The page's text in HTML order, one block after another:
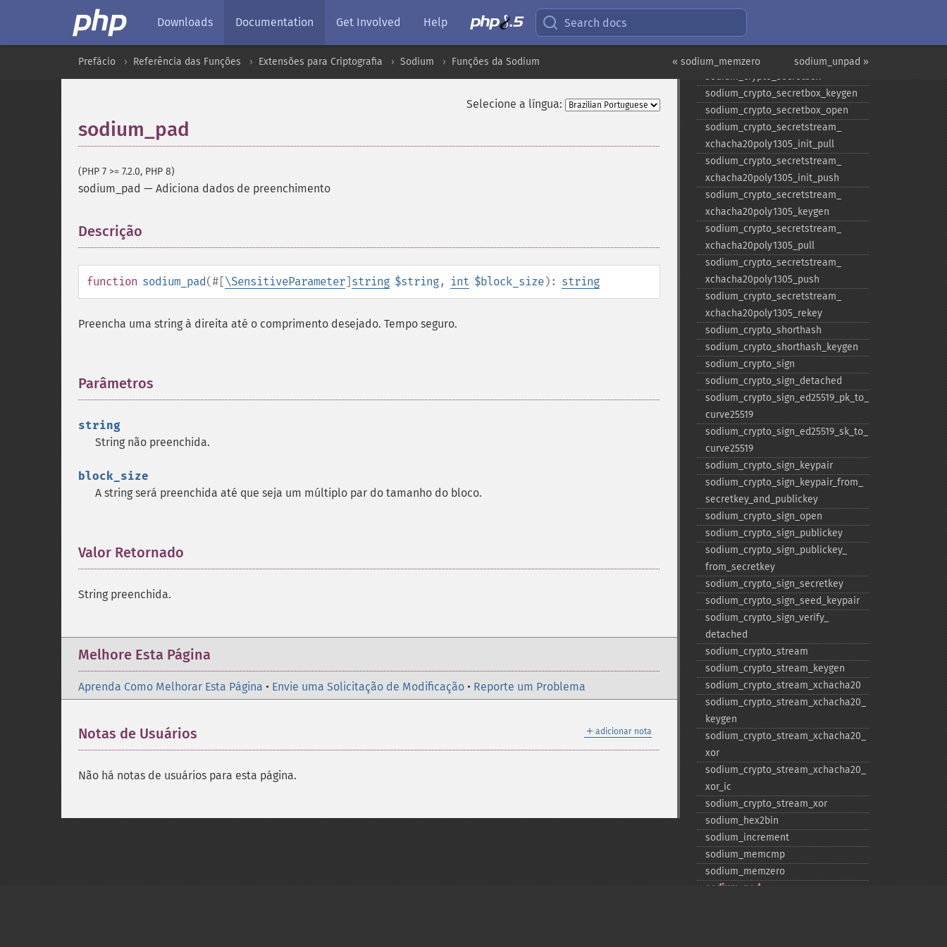
Downloads Documentation Get Involved Help Search docs
sodium_unpad »
« sodium_memzero
Prefácio Referência das Funções Extensões para Criptografia Sodium Funções da Sodium
Selecione a língua:
sodium_pad
(PHP 7 >= 7.2.0, PHP 8)
sodium_pad — Adiciona dados de preenchimento
Descrição
function sodium_pad(#[\SensitiveParameter] string $string, int $block_size): string
Preencha uma string à direita até o comprimento desejado. Tempo seguro.
Parâmetros
string
String não preenchida.
block_size
A string será preenchida até que seja um múltiplo par do tamanho do bloco.
Valor Retornado
String preenchida.
Melhore Esta Página
Aprenda Como Melhorar Esta Página • Envie uma Solicitação de Modificação • Reporte um Problema
＋ adicionar nota
Notas de Usuários
Não há notas de usuários para esta página.
sodium_​crypto_​scalarmult_​
sodium_​crypto_​scalarmult_​
ristretto255_​base
sodium_​crypto_​secretbox
sodium_​crypto_​secretbox_​keygen
sodium_​crypto_​secretbox_​open
sodium_​crypto_​secretstream_​
xchacha20poly1305_​init_​pull
sodium_​crypto_​secretstream_​
xchacha20poly1305_​init_​push
sodium_​crypto_​secretstream_​
xchacha20poly1305_​keygen
sodium_​crypto_​secretstream_​
xchacha20poly1305_​pull
sodium_​crypto_​secretstream_​
xchacha20poly1305_​push
sodium_​crypto_​secretstream_​
xchacha20poly1305_​rekey
sodium_​crypto_​shorthash
sodium_​crypto_​shorthash_​keygen
sodium_​crypto_​sign
sodium_​crypto_​sign_​detached
sodium_​crypto_​sign_​ed25519_​pk_​to_​
curve25519
sodium_​crypto_​sign_​ed25519_​sk_​to_​
curve25519
sodium_​crypto_​sign_​keypair
sodium_​crypto_​sign_​keypair_​from_​
secretkey_​and_​publickey
sodium_​crypto_​sign_​open
sodium_​crypto_​sign_​publickey
sodium_​crypto_​sign_​publickey_​
from_​secretkey
sodium_​crypto_​sign_​secretkey
sodium_​crypto_​sign_​seed_​keypair
sodium_​crypto_​sign_​verify_​
detached
sodium_​crypto_​stream
sodium_​crypto_​stream_​keygen
sodium_​crypto_​stream_​xchacha20
sodium_​crypto_​stream_​xchacha20_​
keygen
sodium_​crypto_​stream_​xchacha20_​
xor
sodium_​crypto_​stream_​xchacha20_​
xor_​ic
sodium_​crypto_​stream_​xor
sodium_​hex2bin
sodium_​increment
sodium_​memcmp
sodium_​memzero
sodium_​pad